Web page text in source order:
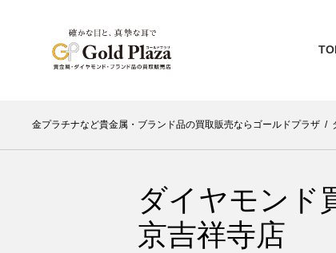
金プラチナなど貴金属・ブランド品の買取販売ならゴールドプラザ /
ダイヤモンド
京吉祥寺店